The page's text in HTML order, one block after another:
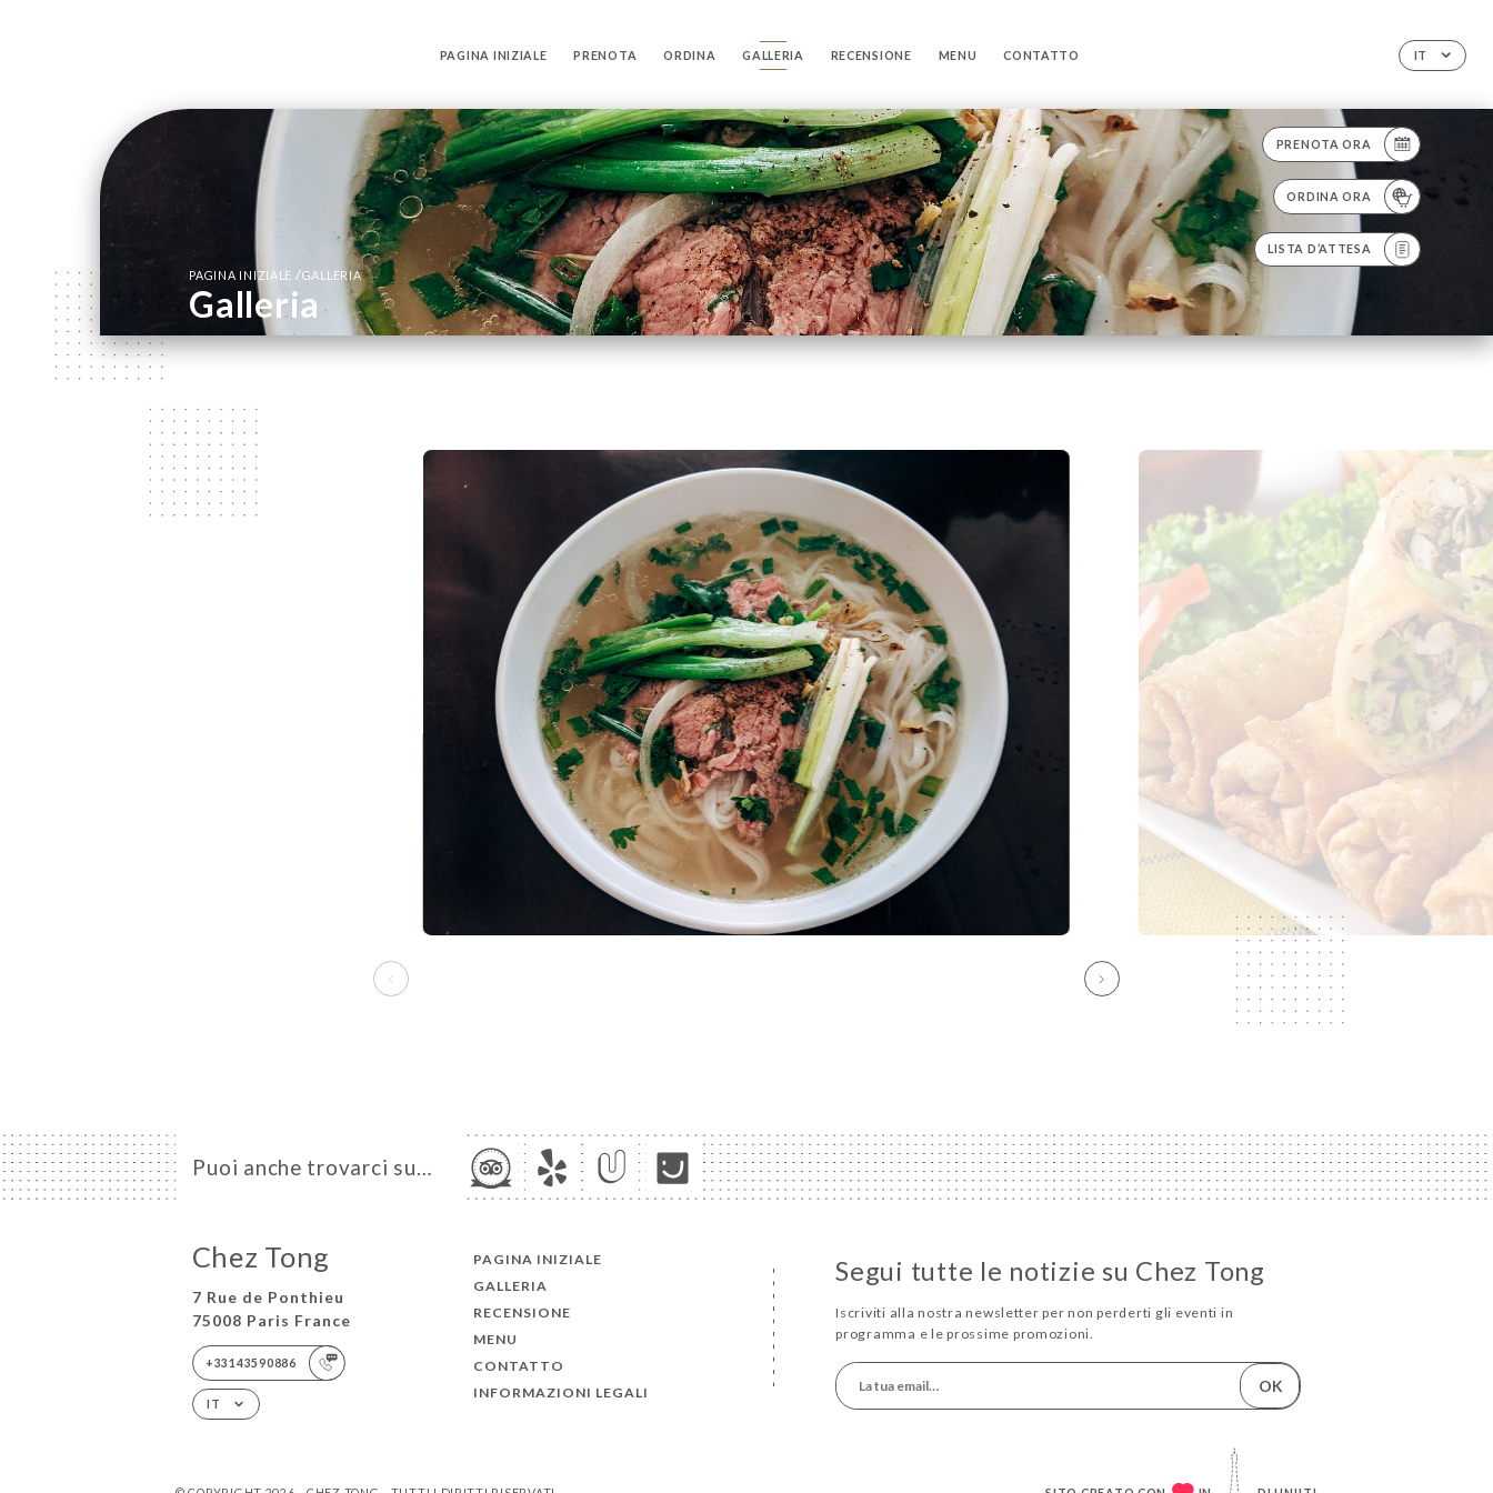
IT
PAGINA INIZIALE PRENOTA ORDINA GALLERIA RECENSIONE MENU CONTATTO
PRENOTA ORA
ORDINA ORA
LISTA D’ATTESA
PAGINA INIZIALE /GALLERIA
Galleria
Puoi anche trovarci su…
Chez Tong
7 Rue de Ponthieu
75008 Paris France
+33143590886
IT
PAGINA INIZIALE
GALLERIA
RECENSIONE
MENU
CONTATTO
INFORMAZIONI LEGALI
Segui tutte le notizie su Chez Tong
Iscriviti alla nostra newsletter per non perderti gli eventi in
programma e le prossime promozioni.
OK